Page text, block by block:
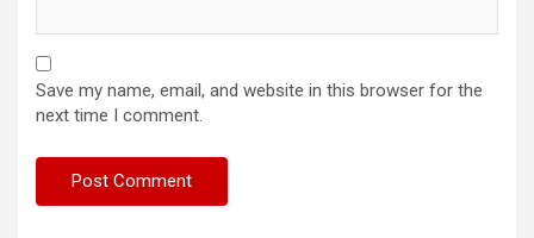
Save my name, email, and website in this browser for the
next time I comment.